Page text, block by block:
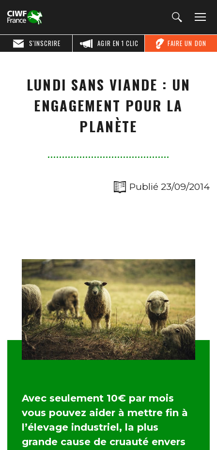
FAIRE UN DON
AGIR EN 1 CLIC
S'INSCRIRE
LUNDI SANS VIANDE : UN
ENGAGEMENT POUR LA
PLANÈTE
Publié 23/09/2014
Avec seulement 10€ par mois
vous pouvez aider à mettre fin à
l’élevage industriel, la plus
grande cause de cruauté envers